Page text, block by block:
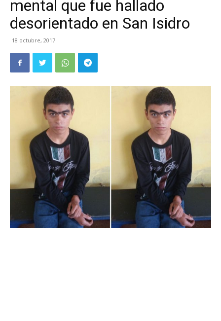
mental que fue hallado
desorientado en San Isidro
18 octubre, 2017